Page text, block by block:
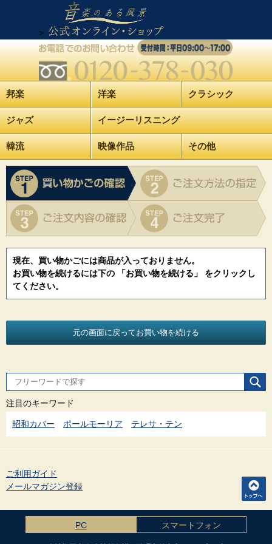
>
邦楽 洋楽 クラシック
ジャズ イージーリスニング
韓流 映像作品 その他
現在、買い物かごには商品が入っておりません。
お買い物を続けるには下の 「お買い物を続ける」 をクリックし
てください。
注目のキーワード
昭和カバー ポールモーリア テレサ・テン
スマートフォン
PC
ご利用ガイド
メールマガジン登録